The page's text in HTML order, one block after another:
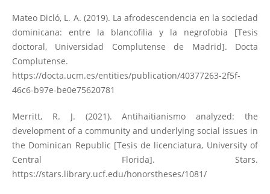
Mateo Dicló, L. A. (2019). La afrodescendencia en la sociedad
dominicana: entre la blancofilia y la negrofobia [Tesis
doctoral, Universidad Complutense de Madrid]. Docta
Complutense.
https://docta.ucm.es/entities/publication/40377263-2f5f-
46c6-b97e-be0e75620781
Merritt, R. J. (2021). Antihaitianismo analyzed: the
development of a community and underlying social issues in
the Dominican Republic [Tesis de licenciatura, University of
Central Florida]. Stars.
https://stars.library.ucf.edu/honorstheses/1081/